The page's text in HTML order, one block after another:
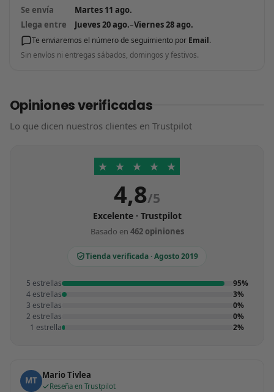
Se envía
Martes 11 ago.
Llega entre
Jueves 20 ago.–Viernes 28 ago.
Te enviaremos el número de seguimiento por Email.
Sin envíos ni entregas sábados, domingos y festivos.
Opiniones verificadas
Lo que dicen nuestros clientes en Trustpilot
★ ★ ★ ★ ★
4,8/5
Excelente · Trustpilot
Basado en 462 opiniones
Tienda verificada · Agosto 2019
5 estrellas
95%
4 estrellas
3%
3 estrellas
0%
2 estrellas
0%
1 estrella
2%
MT Mario Tivlea
Reseña en Trustpilot